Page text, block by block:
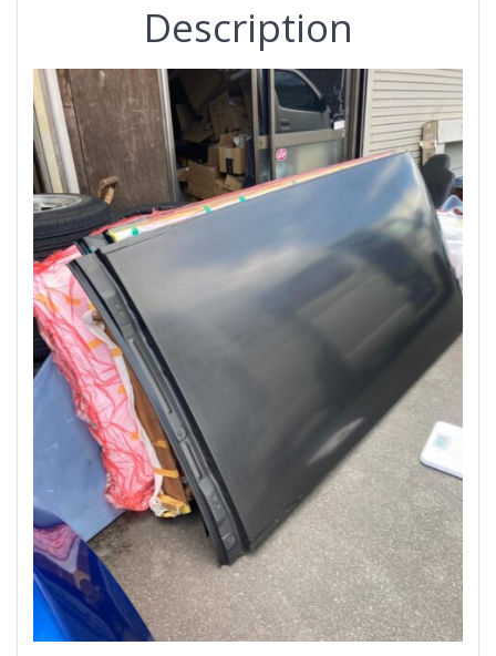
Description